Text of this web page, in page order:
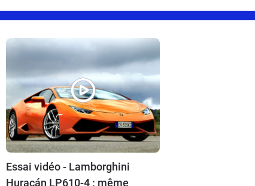
Essai vidéo - Lamborghini
Huracán LP610-4 : même